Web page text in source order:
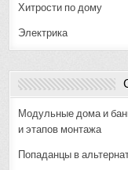
Хитрости по дому
Электрика
Модульные дома и
и этапов монтажа
Попаданцы в